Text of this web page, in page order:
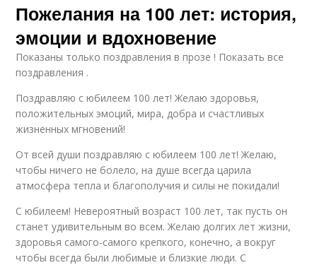
Пожелания на 100 лет: история,
эмоции и вдохновение
Показаны только поздравления в прозе ! Показать все
поздравления .
Поздравляю с юбилеем 100 лет! Желаю здоровья,
положительных эмоций, мира, добра и счастливых
жизненных мгновений!
От всей души поздравляю с юбилеем 100 лет! Желаю,
чтобы ничего не болело, на душе всегда царила
атмосфера тепла и благополучия и силы не покидали!
С юбилеем! Невероятный возраст 100 лет, так пусть он
станет удивительным во всем. Желаю долгих лет жизни,
здоровья самого-самого крепкого, конечно, а вокруг
чтобы всегда были любимые и близкие люди. С